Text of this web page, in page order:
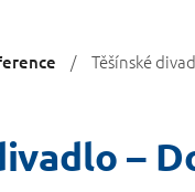
Těšínské
–